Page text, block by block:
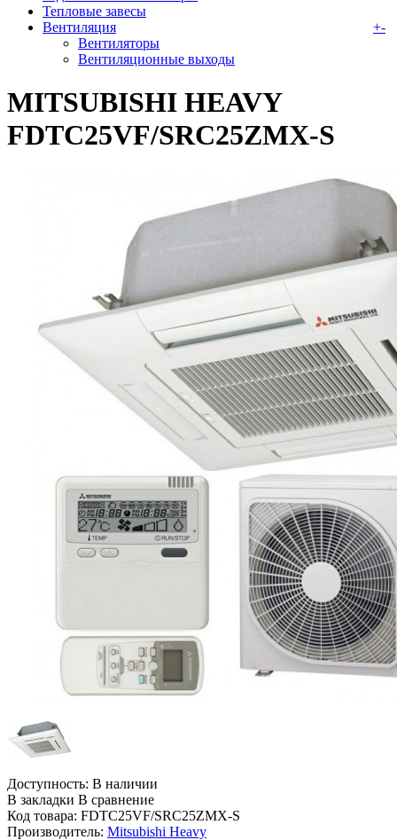
Тепловые завесы
Вентиляция
+-
Вентиляторы
Вентиляционные выходы
MITSUBISHI HEAVY
FDTC25VF/SRC25ZMX-S
Доступность: В наличии
В закладки В сравнение
Код товара: FDTC25VF/SRC25ZMX-S
Производитель: Mitsubishi Heavy